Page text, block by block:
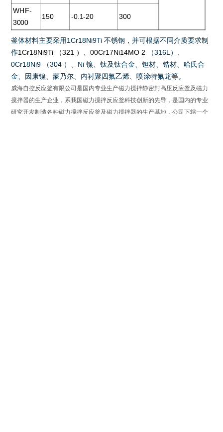
WHF-
3000
150 -0.1-20 300
釜体材料主要采用1Cr18Ni9Ti不锈钢，并可根据不同介质要求制
作1Cr18Ni9Ti （321 ）、00Cr17Ni14MO 2 （316L ）、
0Cr18Ni9
（304 ）、 Ni镍、钛及钛合金、钽材、锆材、哈氏合
金、因康镍、蒙乃尔、内衬聚四氟乙烯、喷涂特氟龙等。
威海自控反应釜有限公司是国内专业生产磁力搅拌静密封高压反应釜及磁力
搅拌器的生产企业，系我国磁力搅拌反应釜科技创新的先导，是国内的专业
研究开发制造各种磁力搅拌反应釜及磁力搅拌器的生产基地，公司下辖一个